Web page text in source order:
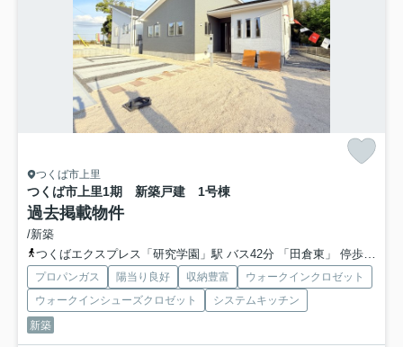
つくば市上里
つくば市上里1期 新築戸建 1号棟
過去掲載物件
/新築
つくばエクスプレス「研究学園」駅 バス42分 「田倉東」 停歩9分
プロパンガス 陽当り良好 収納豊富
ウォークインクロゼット
ウォークインシューズクロゼット
システムキッチン
新築